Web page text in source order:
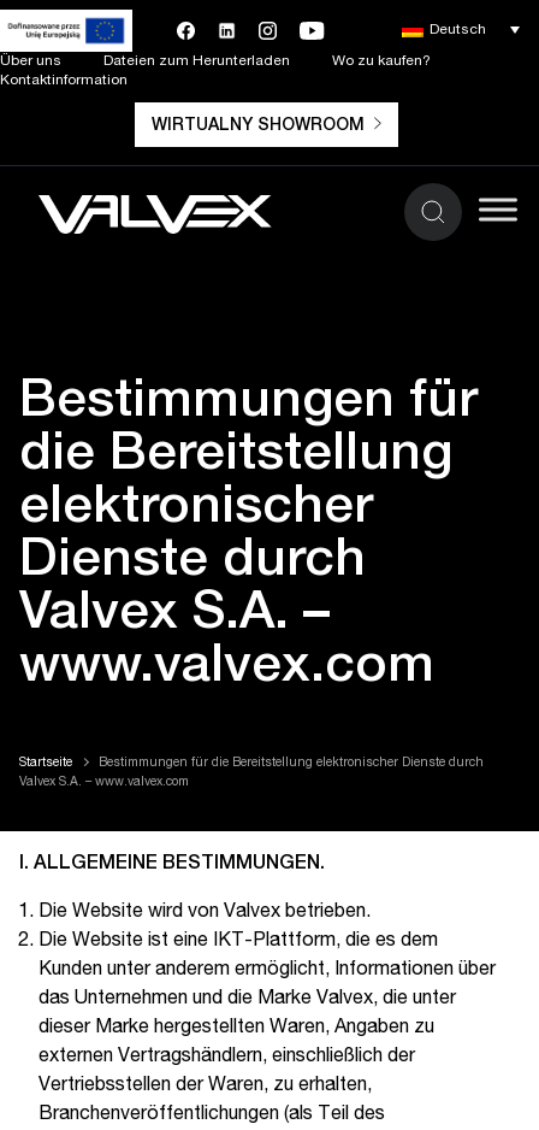
Über uns Dateien zum Herunterladen
Wo zu kaufen?
Kontaktinformation
WIRTUALNY SHOWROOM
Deutsch
Bestimmungen für
die Bereitstellung
elektronischer
Dienste durch
Valvex S.A. –
www.valvex.com
Startseite
Bestimmungen für die Bereitstellung elektronischer Dienste durch
Valvex S.A. – www.valvex.com
I. ALLGEMEINE BESTIMMUNGEN.
Die Website wird von Valvex betrieben.
Die Website ist eine IKT-Plattform, die es dem
Kunden unter anderem ermöglicht, Informationen über
das Unternehmen und die Marke Valvex, die unter
dieser Marke hergestellten Waren, Angaben zu
externen Vertragshändlern, einschließlich der
Vertriebsstellen der Waren, zu erhalten,
Branchenveröffentlichungen (als Teil des